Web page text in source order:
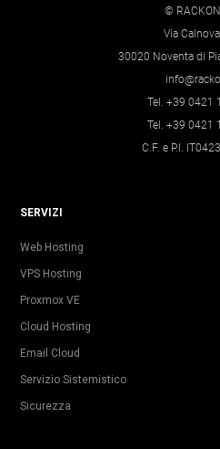
©
Via
30020 Noventa di
Tel. +39 0421
Tel. +39 0421
C.F. e P.I.
SERVIZI
Web Hosting
VPS Hosting
Proxmox VE
Cloud Hosting
Email Cloud
Servizio Sistemistico
Sicurezza